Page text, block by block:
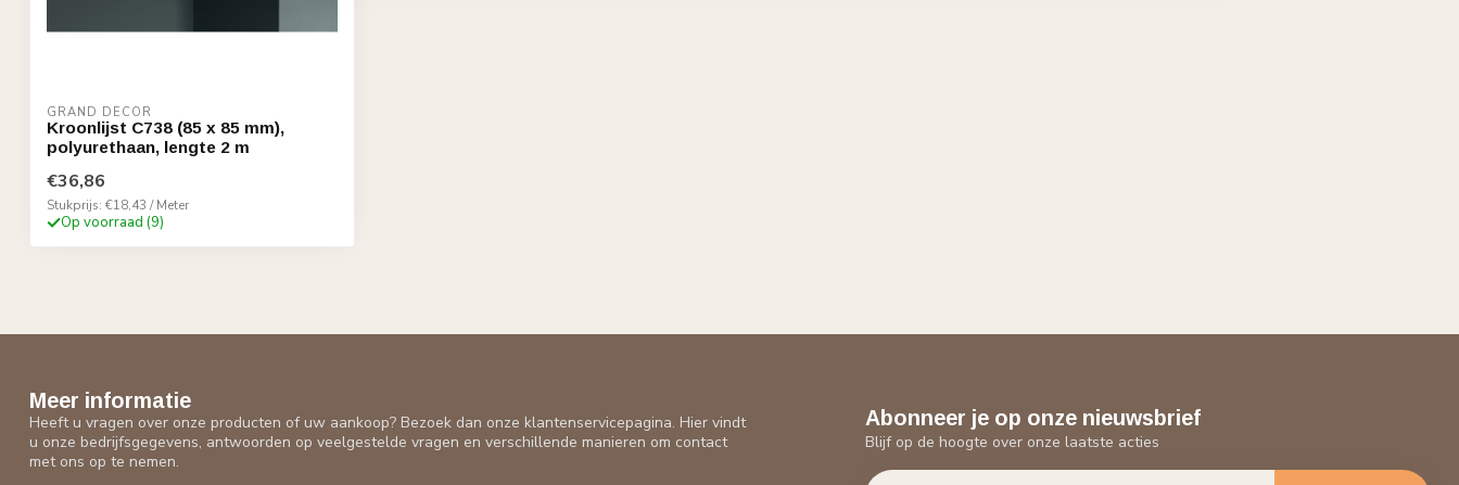
GRAND DECOR
Kroonlijst C738 (85 x 85 mm),
polyurethaan, lengte 2 m
€36,86
Stukprijs: €18,43 / Meter
Op voorraad (9)
Meer informatie
Heeft u vragen over onze producten of uw aankoop? Bezoek dan onze klantenservicepagina. Hier vindt
u onze bedrijfsgegevens, antwoorden op veelgestelde vragen en verschillende manieren om contact
met ons op te nemen.
Abonneer je op onze nieuwsbrief
Blijf op de hoogte over onze laatste acties